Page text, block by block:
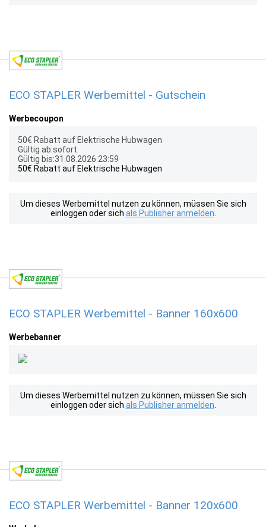
ECO STAPLER Werbemittel - Gutschein
Werbecoupon
50€ Rabatt auf Elektrische Hubwagen
Gültig ab:sofort
Gültig bis:31.08.2026 23:59
50€ Rabatt auf Elektrische Hubwagen
Um dieses Werbemittel nutzen zu können, müssen Sie sich
einloggen oder sich als Publisher anmelden
ECO STAPLER Werbemittel - Banner 160x600
Werbebanner
Um dieses Werbemittel nutzen zu können, müssen Sie sich
einloggen oder sich als Publisher anmelden
ECO STAPLER Werbemittel - Banner 120x600